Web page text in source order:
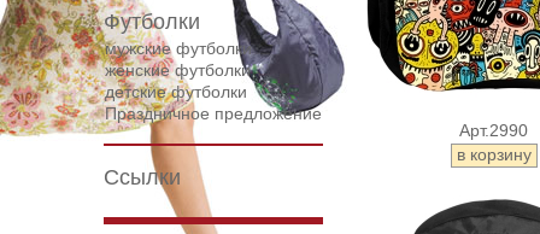
Футболки
мужские футболки
женские футболки
детские футболки
Праздничное предложение
Ссылки
Арт.2990